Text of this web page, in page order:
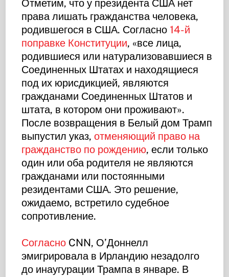
Отметим, что у президента США нет
права лишать гражданства человека,
родившегося в США. Согласно 14-й
поправке Конституции, «все лица,
родившиеся или натурализовавшиеся в
Соединенных Штатах и находящиеся
под их юрисдикцией, являются
гражданами Соединенных Штатов и
штата, в котором они проживают».
После возвращения в Белый дом Трамп
выпустил указ,отменяющий право на
гражданство по рождению, если только
один или оба родителя не являются
гражданами или постоянными
резидентами США. Это решение,
ожидаемо, встретило судебное
сопротивление.
Согласно CNN, О’Доннелл
эмигрировала в Ирландию незадолго
до инаугурации Трампа в январе. В